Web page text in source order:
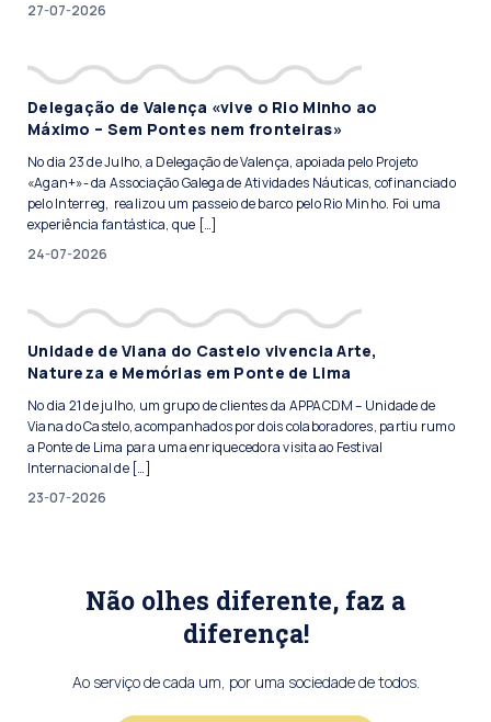
27-07-2026
Delegação de Valença «vive o Rio Minho ao
Máximo – Sem Pontes nem fronteiras»
No dia 23 de Julho, a Delegação de Valença, apoiada pelo Projeto
«Agan+»- da Associação Galega de Atividades Náuticas, cofinanciado
pelo Interreg, realizou um passeio de barco pelo Rio Minho. Foi uma
experiência fantástica, que […]
24-07-2026
Unidade de Viana do Castelo vivencia Arte,
Natureza e Memórias em Ponte de Lima
No dia 21 de julho, um grupo de clientes da APPACDM – Unidade de
Viana do Castelo, acompanhados por dois colaboradores, partiu rumo
a Ponte de Lima para uma enriquecedora visita ao Festival
Internacional de […]
23-07-2026
Não olhes diferente, faz a
diferença!
Ao serviço de cada um, por uma sociedade de todos.